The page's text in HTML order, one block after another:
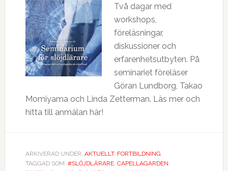
Två dagar med
workshops,
föreläsningar,
diskussioner och
erfarenhetsutbyten. På
seminariet föreläser
Göran Lundborg, Takao
Momiyama och Linda Zetterman. Läs mer och
hitta till anmälan här!
ARKIVERAD UNDER: AKTUELLT, FORTBILDNING
TAGGAD SOM: #SLÖJDLÄRARE, CAPELLAGARDEN,